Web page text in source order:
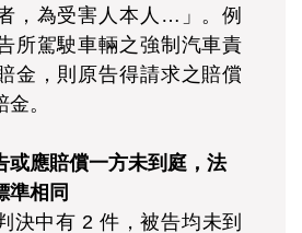
，為受害人本人…」。例
所駕駛車輛之強制汽車責
金，則原告得請求之賠償
。
或應賠償一方未到庭，法
準相同
決中有 2 件，被告均未到